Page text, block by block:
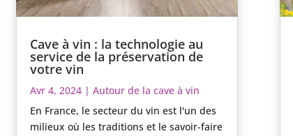
Cave à vin : la technologie au
service de la préservation de
votre vin
Avr 4, 2024| Autour de la cave à vin
En France, le secteur du vin est l'un des
milieux où les traditions et le savoir-faire